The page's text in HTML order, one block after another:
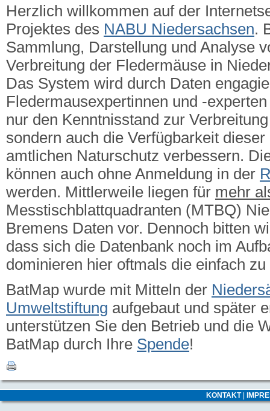
Herzlich willkommen auf der
Projektes des NABU Niedersachsen.
Sammlung, Darstellung und Analyse
Verbreitung der Fledermäuse in
Das System wird durch Daten
Fledermausexpertinnen und -
nur den Kenntnisstand zur
sondern auch die Verfügbarkeit
amtlichen Naturschutz verbessern.
können auch ohne Anmeldung in der
werden. Mittlerweile liegen für mehr
Messtischblattquadranten (MTBQ)
Bremens Daten vor. Dennoch bitten
dass sich die Datenbank noch im
dominieren hier oftmals die einfach
BatMap wurde mit Mitteln der
Umweltstiftung aufgebaut und später
unterstützen Sie den Betrieb und die
BatMap durch Ihre Spende!
KONTAKT|